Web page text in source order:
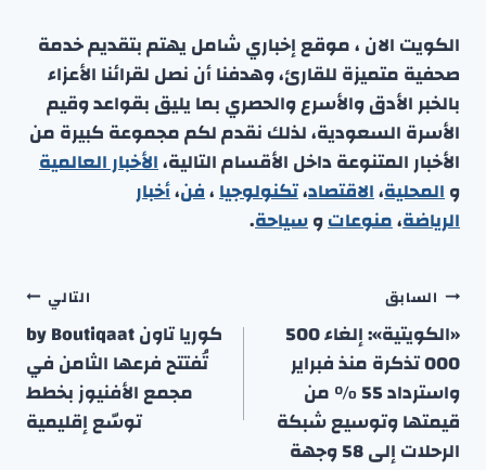
الكويت الان ، موقع إخباري شامل يهتم بتقديم خدمة
صحفية متميزة للقارئ، وهدفنا أن نصل لقرائنا الأعزاء
بالخبر الأدق والأسرع والحصري بما يليق بقواعد وقيم
الأسرة السعودية، لذلك نقدم لكم مجموعة كبيرة من
الأخبار المتنوعة داخل الأقسام التالية،الأخبار العالمية
والمحلية،الاقتصاد،تكنولوجيا،فن،أخبار
الرياضة،منوعاتوسياحة.
تصفّح
المقالات
السابق
«الكويتية»: إلغاء 500
000 تذكرة منذ فبراير
واسترداد 55 % من
قيمتها وتوسيع شبكة
الرحلات إلى 58 وجهة
التالي
كوريا تاون by Boutiqaat
تُفتتح فرعها الثامن في
مجمع الأفنيوز بخطط
توسّع إقليمية